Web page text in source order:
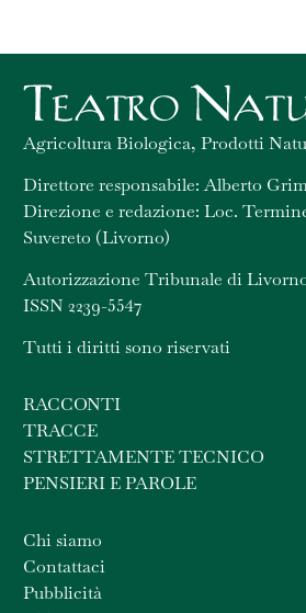
Agricoltura Biologica, Prodotti
Direttore responsabile: Alberto
Direzione e redazione: Loc. Termine
Suvereto (Livorno)
Autorizzazione Tribunale di Livorno
ISSN 2239-5547
Tutti i diritti sono riservati
RACCONTI
TRACCE
STRETTAMENTE TECNICO
PENSIERI E PAROLE
Chi siamo
Contattaci
Pubblicità